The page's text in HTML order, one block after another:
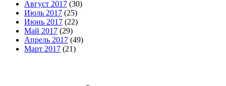
Август 2017 (30)
Июль 2017 (25)
Июнь 2017 (22)
Май 2017 (29)
Апрель 2017 (49)
Март 2017 (21)